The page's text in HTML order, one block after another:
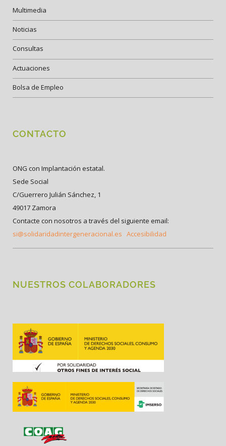
Multimedia
Noticias
Consultas
Actuaciones
Bolsa de Empleo
CONTACTO
ONG con Implantación estatal.
Sede Social
C/Guerrero Julián Sánchez, 1
49017 Zamora
Contacte con nosotros a través del siguiente email:
si@solidaridadintergeneracional.es Accesibilidad
NUESTROS COLABORADORES